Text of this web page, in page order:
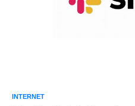
INTERNET